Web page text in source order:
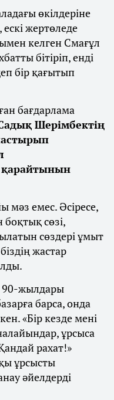
өкілдеріне
жертөледе
келген Смағұл
бітіріп, енді
бір қағытып
бағдарлама
Шерімбектің
қарайтынын
мәз емес. Әсіресе,
сөзі,
сөздері ұмыт
жастар
90-жылдары
барса, онда
«Бір кезде мені
ұрсыса
рахат!»
ұрсысты
әйелдерді